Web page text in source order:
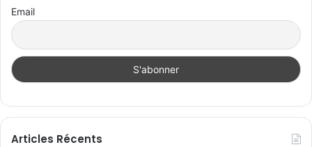
Email
Articles Récents